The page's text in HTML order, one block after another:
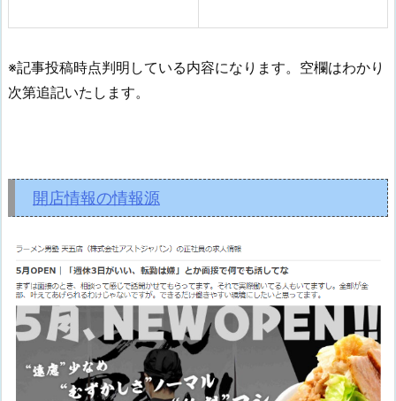
※記事投稿時点判明している内容になります。空欄はわかり
次第追記いたします。
開店情報の情報源